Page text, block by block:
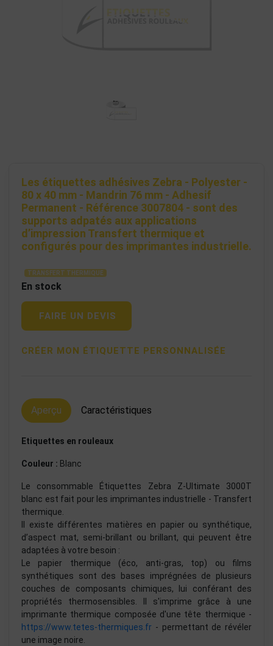
Les étiquettes adhésives Zebra - Polyester -
80 x 40 mm - Mandrin 76 mm - Adhesif
Permanent - Référence 3007804 - sont des
supports adpatés aux applications
d’impression Transfert thermique et
configurés pour des imprimantes industrielle.
TRANSFERT THERMIQUE
En stock
FAIRE UN DEVIS
CRÉER MON ÉTIQUETTE PERSONNALISÉE
Aperçu Caractéristiques
Etiquettes en rouleaux
Couleur : Blanc
Le consommable Étiquettes Zebra Z-Ultimate 3000T
blanc est fait pour les imprimantes industrielle - Transfert
thermique.
Il existe différentes matières en papier ou synthétique,
d’aspect mat, semi-brillant ou brillant, qui peuvent être
adaptées à votre besoin :
Le papier thermique (éco, anti-gras, top) ou films
synthétiques sont des bases imprégnées de plusieurs
couches de composants chimiques, lui conférant des
propriétés thermosensibles. Il s'imprime grâce à une
imprimante thermique composée d'une tête thermique -
https://www.tetes-thermiques.fr - permettant de révéler
une image noire.